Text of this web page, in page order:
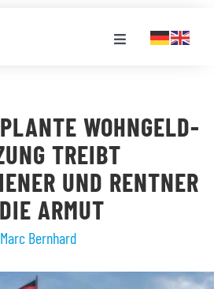
Toggle
WOHNGELD-
TREIBT
UND RENTNER
ARMUT
Marc Bernhard